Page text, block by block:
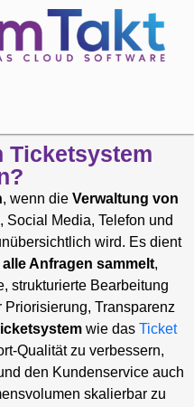
Ticketsystem
, wenn die Verwaltung von
Social Media, Telefon und
wird. Es dient
Anfragen sammelt,
strukturierte Bearbeitung
Transparenz
wie das Ticket
Qualität zu verbessern,
den Kundenservice auch
skalierbar zu